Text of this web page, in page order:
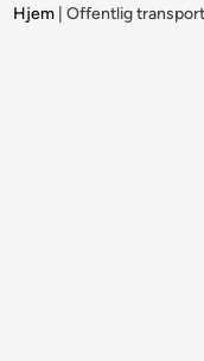
Hjem |Offentlig